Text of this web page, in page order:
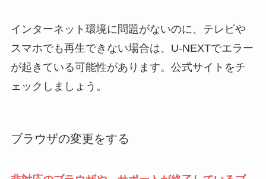
インターネット環境に問題がないのに、テレビや
スマホでも再生できない場合は、U-NEXTでエラー
が起きている可能性があります。公式サイトをチ
ェックしましょう。
ブラウザの変更をする